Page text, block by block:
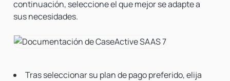
continuación, seleccione el que mejor se adapte a
sus necesidades.
Tras seleccionar su plan de pago preferido, elija